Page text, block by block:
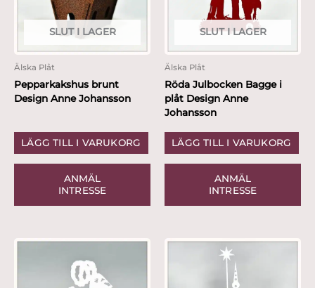
SLUT I LAGER
Älska Plåt
Pepparkakshus brunt
Design Anne Johansson
LÄGG TILL I VARUKORG
ANMÄL
INTRESSE
SLUT I LAGER
Älska Plåt
Röda Julbocken Bagge i
plåt Design Anne
Johansson
LÄGG TILL I VARUKORG
ANMÄL
INTRESSE